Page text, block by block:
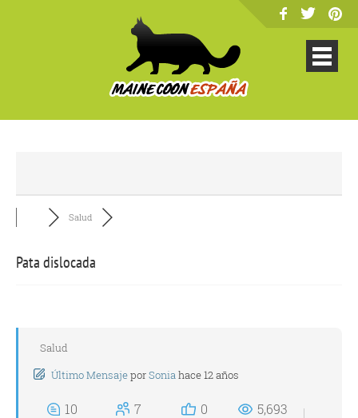
Salud
Pata dislocada
Salud
Último MensajeporSoniahace 12 años
10 7 0 5,693